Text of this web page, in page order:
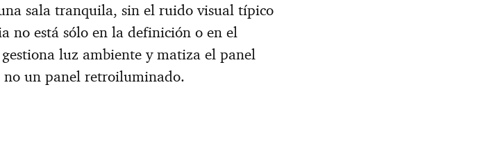
sala tranquila, sin el ruido visual típico
no está sólo en la definición o en el
luz ambiente y matiza el panel
no un panel retroiluminado.